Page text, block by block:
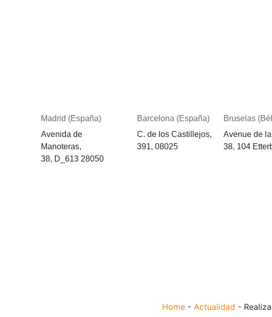
Madrid (España)
Avenida de
Manoteras,
38, D_613 28050
Barcelona (España)
C. de los Castillejos,
391, 08025
Bruselas
Avenue de
38, 104
Home - Actualidad -